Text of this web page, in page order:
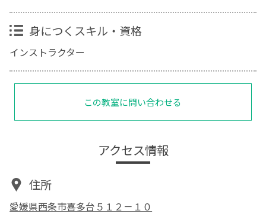
身につくスキル・資格
インストラクター
この教室に問い合わせる
アクセス情報
住所
愛媛県西条市喜多台５１２－１０